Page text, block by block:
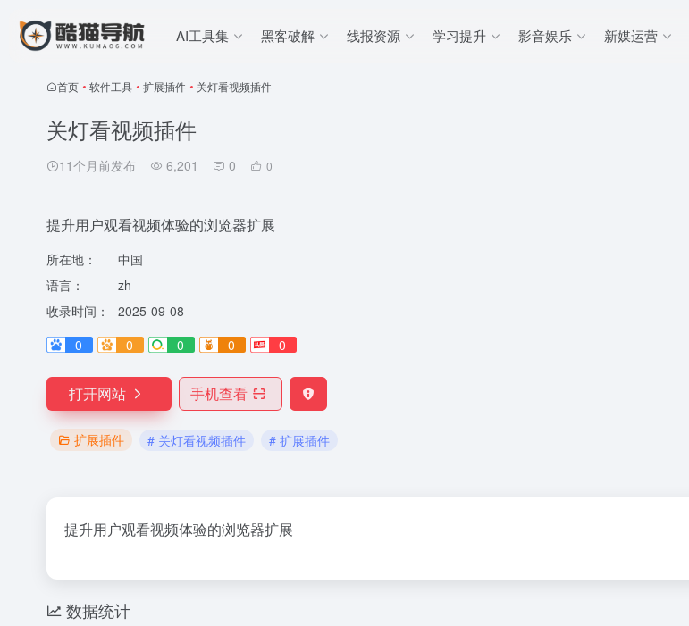
AI工具集 黑客破解 线报资源 学习提升 影音娱乐 新媒运营
首页 • 软件工具 • 扩展插件 • 关灯看视频插件
关灯看视频插件
11个月前发布 6,201 0 0
提升用户观看视频体验的浏览器扩展
所在地：
中国
语言：
zh
收录时间：
2025-09-08
0
0 0 0 0
打开网站 手机查看
扩展插件 # 关灯看视频插件 # 扩展插件
提升用户观看视频体验的浏览器扩展
数据统计